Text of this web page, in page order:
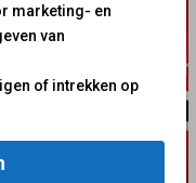
marketing- en
van
of intrekken op